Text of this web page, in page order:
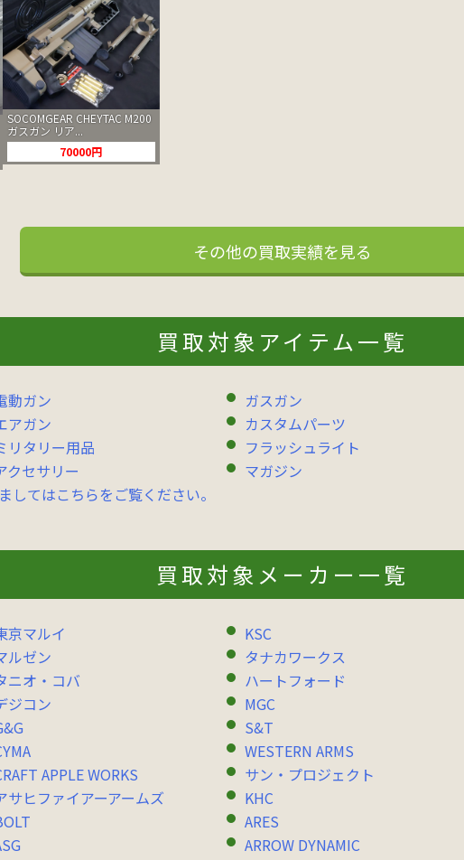
SOCOMGEAR CHEYTAC M200
ガスガン リア...
70000円
その他の買取実績を見る
買取対象アイテム一覧
動ガン ガスガン
アガン
カスタムパーツ
リタリー用品
フラッシュライト
クセサリー
マガジン
してはこちらをご覧ください。
買取対象メーカー一覧
京マルイ KSC
ルゼン
タナカワークス
ニオ・コバ
ハートフォード
ジコン
MGC
S&T
WESTERN ARMS
APPLE WORKS
サン・プロジェクト
サヒファイアーアームズ
KHC
ARES
ARROW DYNAMIC